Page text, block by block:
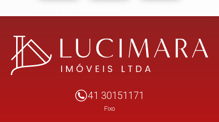
41 30151171
Fixo